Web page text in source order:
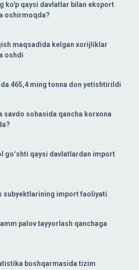
ko'p qaysi davlatlar bilan eksport
oshirmoqda?
maqsadida kelgan xorijliklar
oshdi
465,4 ming tonna don yetishtirildi
savdo sohasida qancha korxona
goʻshti qaysi davlatlardan import
subyektlarining import faoliyati
palov tayyorlash qanchaga
boshqarmasida tizim